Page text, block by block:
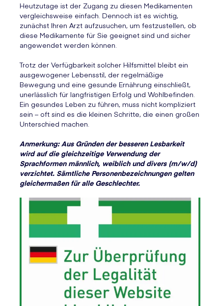
Heutzutage ist der Zugang zu diesen Medikamenten
vergleichsweise einfach. Dennoch ist es wichtig,
zunächst Ihren Arzt aufzusuchen, um festzustellen, ob
diese Medikamente für Sie geeignet sind und sicher
angewendet werden können.
Trotz der Verfügbarkeit solcher Hilfsmittel bleibt ein
ausgewogener Lebensstil, der regelmäßige
Bewegung und eine gesunde Ernährung einschließt,
unerlässlich für langfristigen Erfolg und Wohlbefinden.
Ein gesundes Leben zu führen, muss nicht kompliziert
sein – oft sind es die kleinen Schritte, die einen großen
Unterschied machen.
Anmerkung: Aus Gründen der besseren Lesbarkeit
wird auf die gleichzeitige Verwendung der
Sprachformen männlich, weiblich und divers (m/w/d)
verzichtet. Sämtliche Personenbezeichnungen gelten
gleichermaßen für alle Geschlechter.